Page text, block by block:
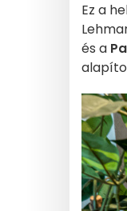
Ez a
és a